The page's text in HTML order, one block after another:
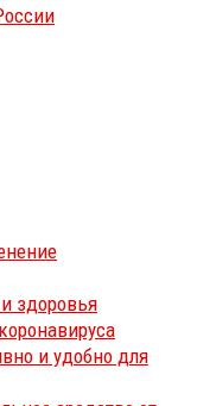
здоровья
и удобно для